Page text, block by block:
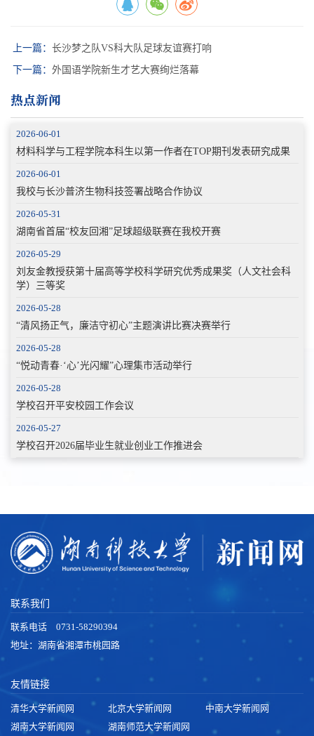
上一篇： 长沙梦之队VS科大队足球友谊赛打响
下一篇： 外国语学院新生才艺大赛绚烂落幕
热点新闻
2026-06-01
材料科学与工程学院本科生以第一作者在TOP期刊发表研究成果
2026-06-01
我校与长沙普济生物科技签署战略合作协议
2026-05-31
湖南省首届“校友回湘”足球超级联赛在我校开赛
2026-05-29
刘友金教授获第十届高等学校科学研究优秀成果奖（人文社会科
学）三等奖
2026-05-28
“清风扬正气，廉洁守初心”主题演讲比赛决赛举行
2026-05-28
“悦动青春·‘心’光闪耀”心理集市活动举行
2026-05-28
学校召开平安校园工作会议
2026-05-27
学校召开2026届毕业生就业创业工作推进会
联系我们
联系电话 0731-58290394
地址：湖南省湘潭市桃园路
友情链接
清华大学新闻网 北京大学新闻网
中南大学新闻网
湖南大学新闻网
湖南师范大学新闻网